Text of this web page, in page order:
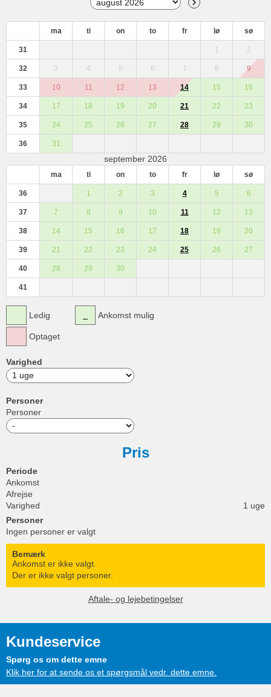
ma ti on to fr lø sø
31 1 2
32 3 4 5 6 7 8 9
33 10 11 12 13 14 15 16
34 17 18 19 20 21 22 23
35 24 25 26 27 28 29 30
36 31
september 2026
ma ti on to fr lø sø
36 1 2 3 4 5 6
37 7 8 9 10 11 12 13
38 14 15 16 17 18 19 20
39 21 22 23 24 25 26 27
40 28 29 30
41
Ledig
Optaget
Ankomst mulig
Varighed
Personer
Personer
Pris
Periode
Ankomst
Afrejse
Varighed
1 uge
Personer
Ingen personer er valgt
Bemærk
Ankomst er ikke valgt.
Der er ikke valgt personer.
Aftale- og lejebetingelser
Kundeservice
Spørg os om dette emne
Klik her for at sende os et spørgsmål vedr. dette emne.